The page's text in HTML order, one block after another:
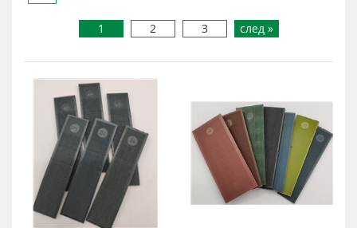
1 2 3 след »